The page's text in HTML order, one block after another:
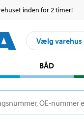
inden for 2 timer!
Vælg varehus
BÅD